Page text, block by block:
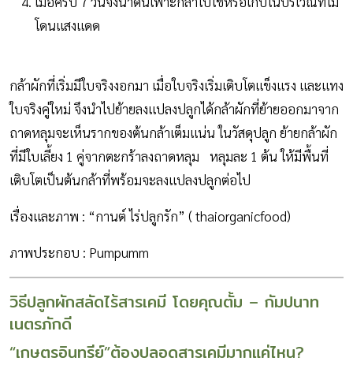
โดนเเสงเเดด
กล้าผักที่เริ่มมีใบจริงงอกมา เมื่อใบจริงเริ่มเติบโตแข็งแรง และแทง
ใบจริงคู่ใหม่ จึงนำไปย้ายลงแปลงปลูกได้กล้าผักที่ย้ายออกมาจาก
ถาดหลุมจะเห็นรากของต้นกล้าเต็มแน่น ในวัสดุปลูก ย้ายกล้าผัก
ที่มีใบเลี้ยง 1 คู่จากตะกร้าลงถาดหลุม หลุมละ 1 ต้น ให้มีพื้นที่
เติบโตเป็นต้นกล้าที่พร้อมจะลงแปลงปลูกต่อไป
เรื่องและภาพ : “กานต์ ไร่ปลูกรัก” ( thaiorganicfood)
ภาพประกอบ : Pumpumm
วิธีปลูกผักสลัดไร้สารเคมี โดยคุณตั้ม – กัมปนาท
เนตรภักดี
“เกษตรอินทรีย์”ต้องปลอดสารเคมีมากแค่ไหน?